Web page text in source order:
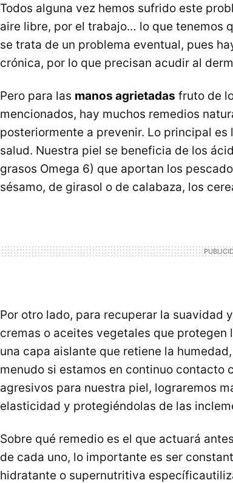
Todos alguna vez hemos sufrido este
aire libre, por el trabajo… lo que tenemos
se trata de un problema eventual, pues
crónica, por lo que precisan acudir al
Pero para las manos agrietadas fruto de
mencionados, hay muchos remedios
posteriormente a prevenir. Lo principal
salud. Nuestra piel se beneficia de los
grasos Omega 6) que aportan los
sésamo, de girasol o de calabaza, los
Por otro lado, para recuperar la suavidad
cremas o aceites vegetales que protegen
una capa aislante que retiene la
menudo si estamos en continuo contacto
agresivos para nuestra piel, lograremos
elasticidad y protegiéndolas de las
Sobre qué remedio es el que actuará
de cada uno, lo importante es ser
hidratante o supernutritiva